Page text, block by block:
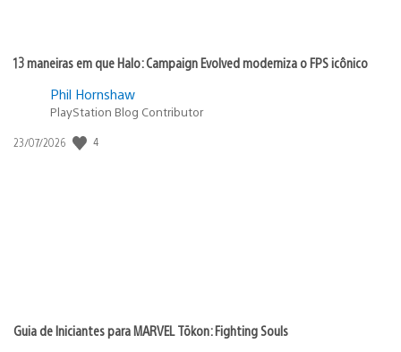
13 maneiras em que Halo: Campaign Evolved moderniza o FPS icônico
Phil Hornshaw
PlayStation Blog Contributor
Data
23/07/2026 4
Guia de Iniciantes para MARVEL Tōkon: Fighting Souls